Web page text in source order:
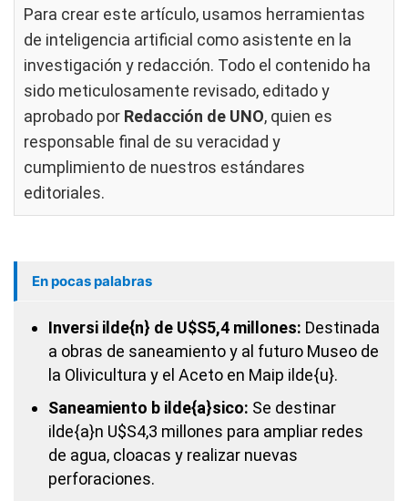
Para crear este artículo, usamos herramientas
de inteligencia artificial como asistente en la
investigación y redacción. Todo el contenido ha
sido meticulosamente revisado, editado y
aprobado por Redacción de UNO, quien es
responsable final de su veracidad y
cumplimiento de nuestros estándares
editoriales.
En pocas palabras
Inversi ilde{n} de U$S5,4 millones: Destinada
a obras de saneamiento y al futuro Museo de
la Olivicultura y el Aceto en Maip ilde{u}.
Saneamiento b ilde{a}sico: Se destinar
ilde{a}n U$S4,3 millones para ampliar redes
de agua, cloacas y realizar nuevas
perforaciones.